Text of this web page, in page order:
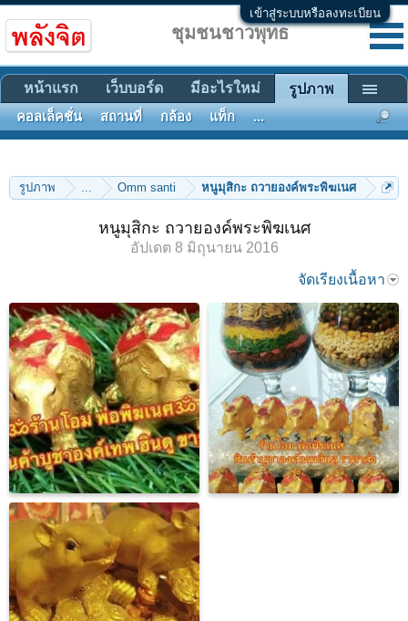
เข้าสู่ระบบหรือลงทะเบียน
รูปภาพ ... Omm santi หนูมุสิกะ ถวายองค์พระพิฆเนศ
หนูมุสิกะ ถวายองค์พระพิฆเนศ
อัปเดต 8 มิถุนายน 2016
จัดเรียงเนื้อหา
ชุมชนชาวพุทธ
หน้าแรก เว็บบอร์ด มีอะไรใหม่ รูปภาพ
คอลเล็คชั่น สถานที่ กล้อง แท็ก ...